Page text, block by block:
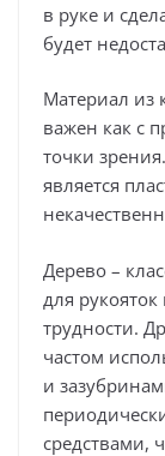
в руке и
будет
Материал из
важен как с
точки
является
Дерево –
для
трудности.
частом
и
средствами,